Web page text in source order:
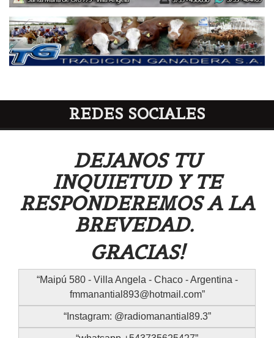
REDES SOCIALES
DEJANOS TU
INQUIETUD Y TE
RESPONDEREMOS A LA
BREVEDAD.
GRACIAS!
Maipú 580 - Villa Angela - Chaco - Argentina -
fmmanantial893@hotmail.com
Instagram: @radiomanantial89.3